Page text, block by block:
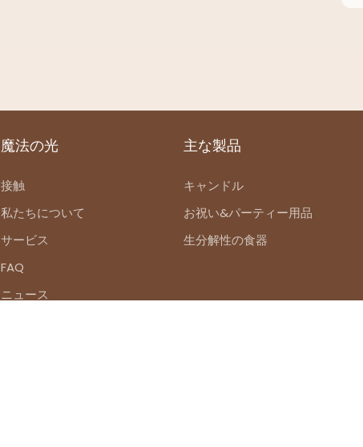
魔法の光
接触
私たちについて
サービス
FAQ
ニュース
主な製品
キャンドル
お祝い&パーティー用品
生分解性の食器